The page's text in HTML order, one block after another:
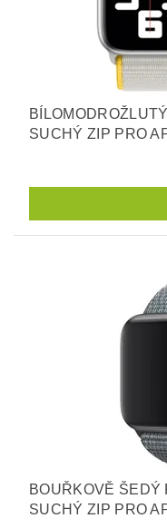
SUCHÝ ZIP PRO
BOUŘKOVĚ ŠEDÝ
SUCHÝ ZIP PRO